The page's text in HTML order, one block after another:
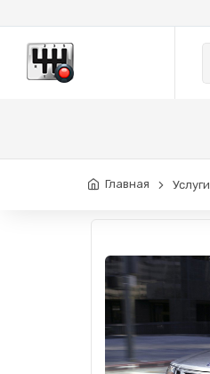
Главная Услуги